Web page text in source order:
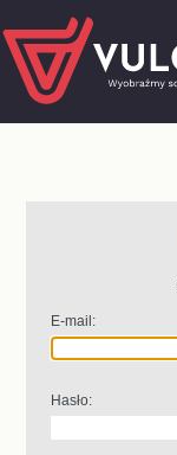
E-mail:
Hasło: